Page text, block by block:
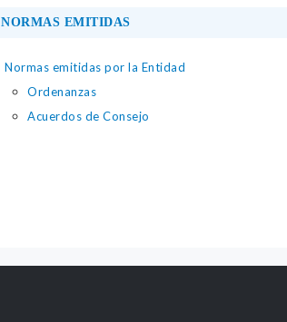
NORMAS EMITIDAS
Normas emitidas por la Entidad
Ordenanzas
Acuerdos de Consejo